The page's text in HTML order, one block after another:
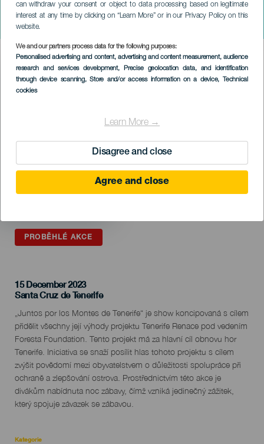
can withdraw your consent or object to data processing based on legitimate
interest at any time by clicking on “Learn More” or in our Privacy Policy on this
website.
We and our partners process data for the following purposes:
Personalised advertising and content, advertising and content measurement, audience
research and services development, Precise geolocation data, and identification
through device scanning, Store and/or access information on a device, Technical
cookies
Learn More →
Disagree and close
Agree and close
Vytočte Solidario. Společně
pro lesy Tenerife
Imagen
Listado
PROBĚHLÉ AKCE
15 December 2023
Localidad
Santa Cruz de Tenerife
Descripción
del
evento
„Juntos por los Montes de Tenerife“ je show koncipovaná s cílem
přidělit všechny její výhody projektu Tenerife Renace pod vedením
Foresta Foundation. Tento projekt má za hlavní cíl obnovu hor
Tenerife. Iniciativa se snaží posílit hlas tohoto projektu s cílem
zvýšit povědomí mezi obyvatelstvem o důležitosti spolupráce při
ochraně a zlepšování ostrova. Prostřednictvím této akce je
divákům nabídnuta noc zábavy, čímž vzniká jedinečný zážitek,
který spojuje závazek se zábavou.
Kategorie